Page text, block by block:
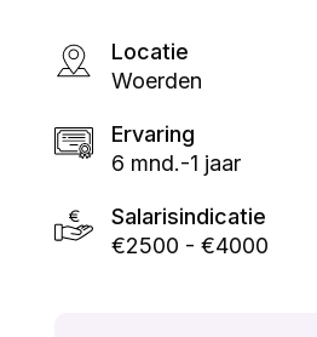
Locatie
Woerden
Ervaring
6 mnd.-1 jaar
Salarisindicatie
€2500 - €4000